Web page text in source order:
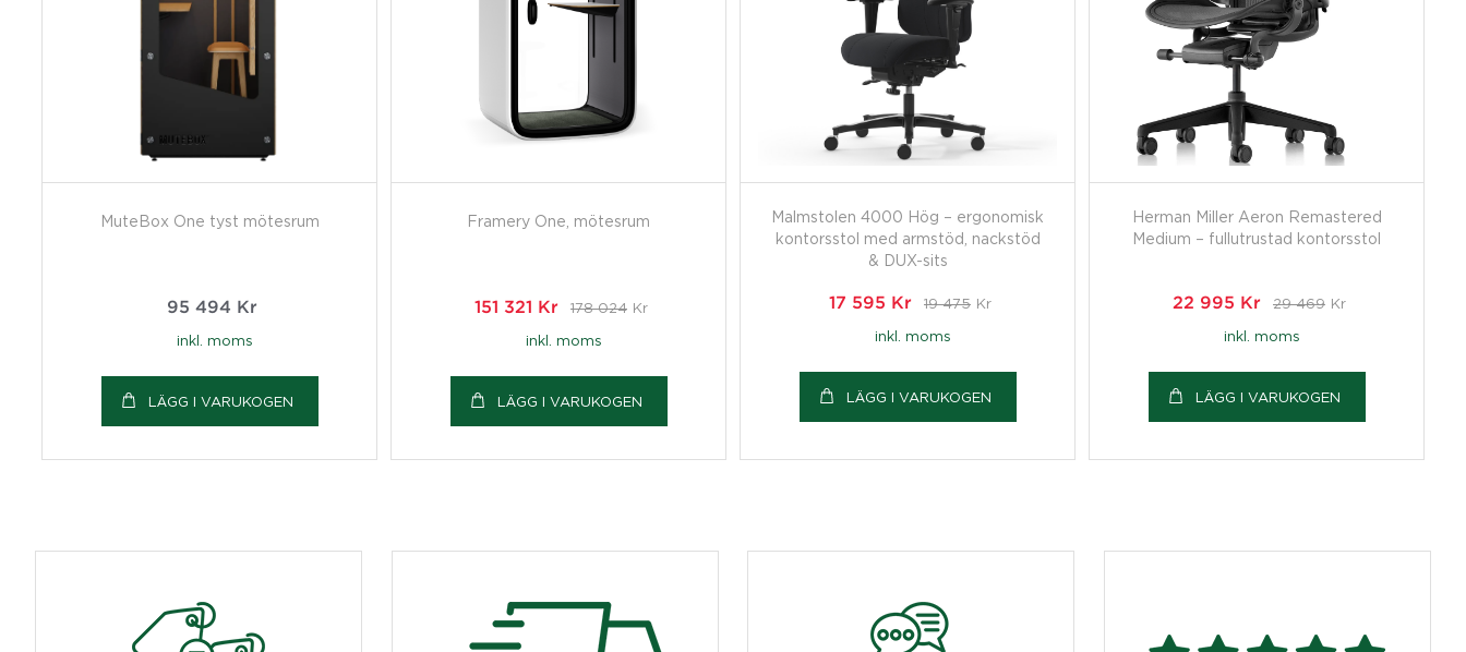
MuteBox One tyst mötesrum
95 494 Kr
inkl. moms
LÄGG I VARUKOGEN
Framery One, mötesrum
151 321 Kr 178 024 Kr
inkl. moms
LÄGG I VARUKOGEN
Malmstolen 4000 Hög – ergonomisk
kontorsstol med armstöd, nackstöd
& DUX-sits
17 595 Kr 19 475 Kr
inkl. moms
LÄGG I VARUKOGEN
Herman Miller Aeron Remastered
Medium – fullutrustad kontorsstol
22 995 Kr 29 469 Kr
inkl. moms
LÄGG I VARUKOGEN